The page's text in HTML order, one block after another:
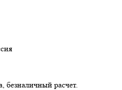
безналичный расчет.